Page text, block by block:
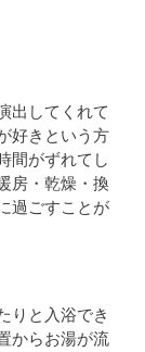
出してくれて
好きという方
間がずれてし
房・乾燥・換
過ごすことが
りと入浴でき
からお湯が流